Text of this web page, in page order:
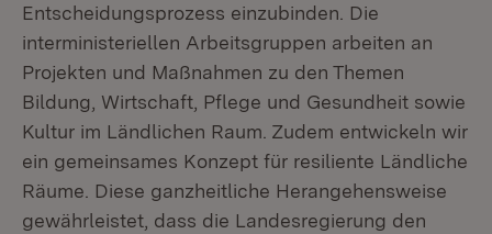
Entscheidungsprozess einzubinden. Die
interministeriellen Arbeitsgruppen arbeiten an
Projekten und Maßnahmen zu den Themen
Bildung, Wirtschaft, Pflege und Gesundheit sowie
Kultur im Ländlichen Raum. Zudem entwickeln wir
ein gemeinsames Konzept für resiliente Ländliche
Räume. Diese ganzheitliche Herangehensweise
gewährleistet, dass die Landesregierung den